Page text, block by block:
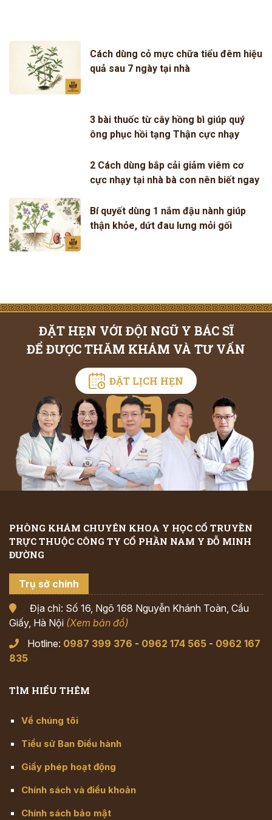
Cách dùng cỏ mực chữa tiểu đêm hiệu
quả sau 7 ngày tại nhà
3 bài thuốc từ cây hồng bì giúp quý
ông phục hồi tạng Thận cực nhạy
2 Cách dùng bắp cải giảm viêm cơ
cực nhạy tại nhà bà con nên biết ngay
Bí quyết dùng 1 nắm đậu nành giúp
thận khỏe, dứt đau lưng mỏi gối
ĐẶT HẸN VỚI ĐỘI NGŨ Y BÁC SĨ
ĐỂ ĐƯỢC THĂM KHÁM VÀ TƯ VẤN
ĐẶT LỊCH HẸN
PHÒNG KHÁM CHUYÊN KHOA Y HỌC CỔ TRUYỀN
TRỰC THUỘC CÔNG TY CỔ PHẦN NAM Y ĐỖ MINH
ĐƯỜNG
Trụ sở chính
Địa chỉ: Số 16, Ngõ 168 Nguyễn Khánh Toàn, Cầu
Giấy, Hà Nội (Xem bản đồ)
Hotline: 0987 399 376 - 0962 174 565 - 0962 167
835
TÌM HIỂU THÊM
Về chúng tôi
Tiểu sử Ban Điều hành
Giấy phép hoạt động
Chính sách và điều khoản
Chính sách bảo mật